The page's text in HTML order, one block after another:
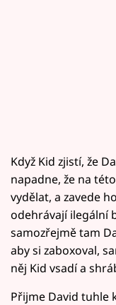
Když Kid zjistí, že
napadne, že na
vydělat, a zavede
odehrávají ilegální
samozřejmě tam
aby si zaboxoval,
něj Kid vsadí a
Přijme David tuhle